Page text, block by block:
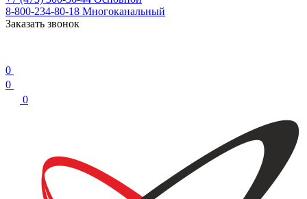
8-800-234-80-18 Многоканальный
Заказать звонок
0
0
0